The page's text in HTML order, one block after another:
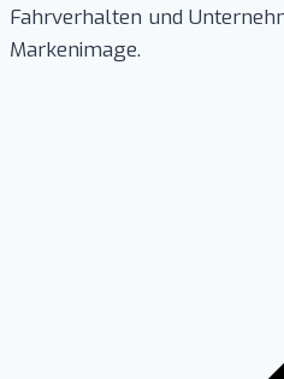
Fahrverhalten und
Markenimage.